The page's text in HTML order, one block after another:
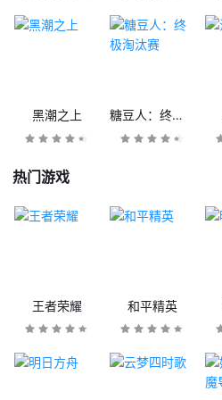
黑潮之上 糖豆人：终极淘汰赛
热门游戏
王者荣耀 和平精英